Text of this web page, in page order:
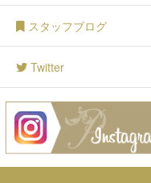
スタッフブログ
Twitter